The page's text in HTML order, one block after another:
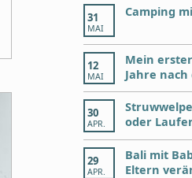
31
MAI
Camping
12
MAI
Mein
Jahre
30
APR.
oder
29
APR.
Bali mit
Eltern